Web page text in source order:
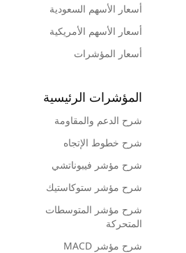
أسعار الأسهم السعودية
أسعار الأسهم الأمريكية
أسعار المؤشرات
المؤشرات الرئيسية
شرح الدعم والمقاومة
شرح خطوط الإتجاه
شرح مؤشر فيبوناتشي
شرح مؤشر ستوكاستيك
شرح مؤشر المتوسطات
المتحركة
شرح مؤشر MACD